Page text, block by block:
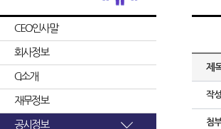
CEO인사말
회사정보
CI소개
재무정보
공시정보
제
작
첨부